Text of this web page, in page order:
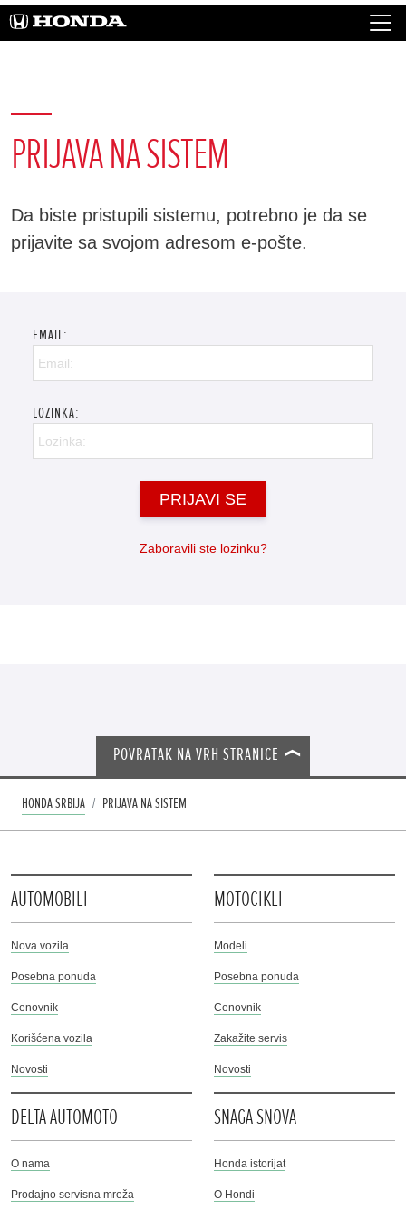
PRIJAVA NA SISTEM
Da biste pristupili sistemu, potrebno je da se
prijavite sa svojom adresom e-pošte.
EMAIL:
LOZINKA:
PRIJAVI SE
Zaboravili ste lozinku?
POVRATAK NA VRH STRANICE
HONDA SRBIJA PRIJAVA NA SISTEM
AUTOMOBILI
Nova vozila
Posebna ponuda
Cenovnik
Korišćena vozila
Novosti
MOTOCIKLI
Modeli
Posebna ponuda
Cenovnik
Zakažite servis
Novosti
DELTA AUTOMOTO
O nama
Prodajno servisna mreža
SNAGA SNOVA
Honda istorijat
O Hondi